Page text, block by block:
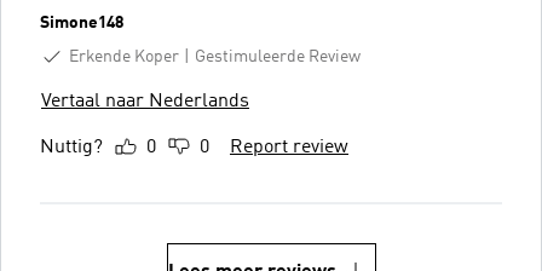
Simone148
Erkende Koper
Gestimuleerde Review
Vertaal naar Nederlands
Nuttig? 0 0 Report review